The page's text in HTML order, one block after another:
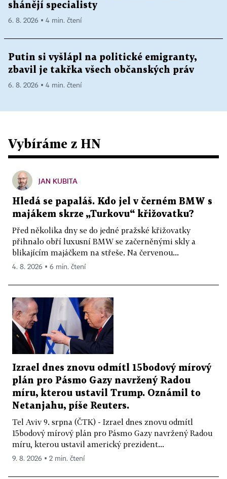
shánějí specialisty
6. 8. 2026 ▪ 4 min. čtení
Putin si vyšlápl na politické emigranty,
zbavil je takřka všech občanských práv
6. 8. 2026 ▪ 4 min. čtení
Vybíráme z HN
JAN KUBITA
Hledá se papaláš. Kdo jel v černém BMW s
majákem skrze „Turkovu“ křižovatku?
Před několika dny se do jedné pražské křižovatky
přihnalo obří luxusní BMW se začerněnými skly a
blikajícím majáčkem na střeše. Na červenou...
4. 8. 2026 ▪ 6 min. čtení
Izrael dnes znovu odmítl 15bodový mírový
plán pro Pásmo Gazy navržený Radou
míru, kterou ustavil Trump. Oznámil to
Netanjahu, píše Reuters.
Tel Aviv 9. srpna (ČTK) - Izrael dnes znovu odmítl
15bodový mírový plán pro Pásmo Gazy navržený Radou
míru, kterou ustavil americký prezident...
9. 8. 2026 ▪ 2 min. čtení